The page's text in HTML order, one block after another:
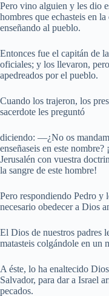
Pero vino alguien y les dio
hombres que echasteis en
enseñando al pueblo.
Entonces fue el capitán de
oficiales; y los llevaron,
apedreados por el pueblo.
Cuando los trajeron, los
sacerdote les preguntó
diciendo: —¿No os
enseñaseis en este
Jerusalén con vuestra
la sangre de este hombre!
Pero respondiendo Pedro
necesario obedecer a Dios
El Dios de nuestros padres
matasteis colgándole en un
A éste, lo ha enaltecido
Salvador, para dar a Israel
pecados.